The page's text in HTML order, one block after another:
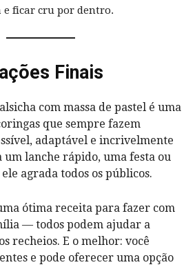
ficar cru por dentro.
Finais
com massa de pastel é uma
que sempre fazem
adaptável e incrivelmente
um lanche rápido, uma festa ou
agrada todos os públicos.
ótima receita para fazer com
— todos podem ajudar a
recheios. E o melhor: você
e pode oferecer uma opção